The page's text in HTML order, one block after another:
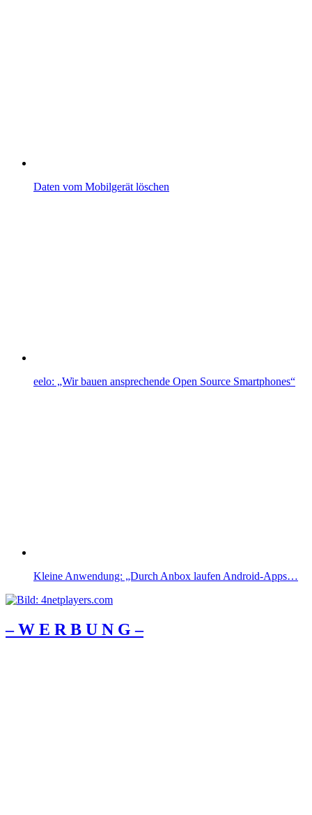
Daten vom Mobilgerät löschen
eelo: „Wir bauen ansprechende Open Source Smartphones“
Kleine Anwendung: „Durch Anbox laufen Android-Apps…
– W Ε R Β U Ν G –